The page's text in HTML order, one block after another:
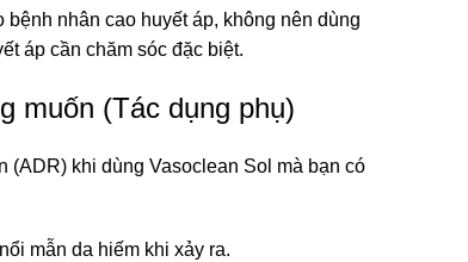
nhân cao huyết áp, không nên dùng
áp cần chăm sóc đặc biệt.
muốn (Tác dụng phụ)
(ADR) khi dùng Vasoclean Sol mà bạn có
mẫn da hiếm khi xảy ra.